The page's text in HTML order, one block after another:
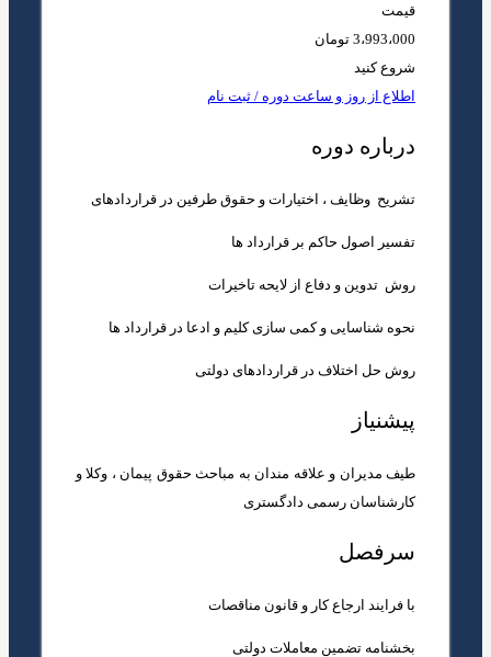
قیمت
3،993،000 تومان
شروع کنید
اطلاع از روز و ساعت دوره / ثبت نام
درباره دوره
تشریح وظایف ، اختیارات و حقوق طرفین در قراردادهای
تفسیر اصول حاکم بر قرارداد ها
روش تدوین و دفاع از لایحه تاخیرات
نحوه شناسایی و کمی سازی کلیم و ادعا در قرارداد ها
روش حل اختلاف در قراردادهای دولتی
پیشنیاز
طیف مدیران و علاقه مندان به مباحث حقوق پیمان ، وکلا و
کارشناسان رسمی دادگستری
سرفصل
با فرایند ارجاع کار و قانون مناقصات
بخشنامه تضمین معاملات دولتی